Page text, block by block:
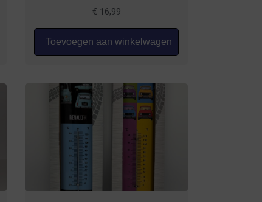
€ 16,99
Toevoegen aan winkelwagen